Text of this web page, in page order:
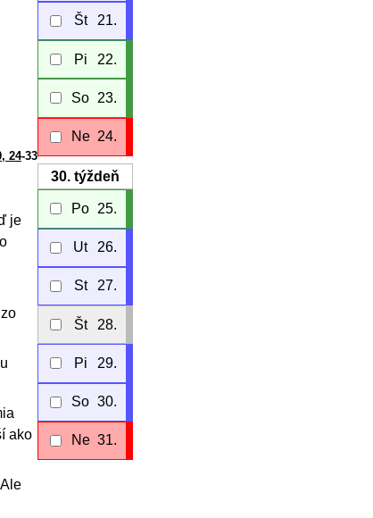
24-33
je
ako
Št 21.
Pi 22.
So 23.
Ne 24.
30.týždeň
Po 25.
Ut 26.
St 27.
Št 28.
Pi 29.
So 30.
Ne 31.